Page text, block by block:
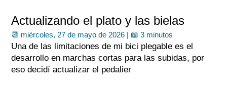
Actualizando el plato y las bielas
📆 miércoles, 27 de mayo de 2026 | 📖 3 minutos
Una de las limitaciones de mi bici plegable es el
desarrollo en marchas cortas para las subidas, por
eso decidí actualizar el pedalier